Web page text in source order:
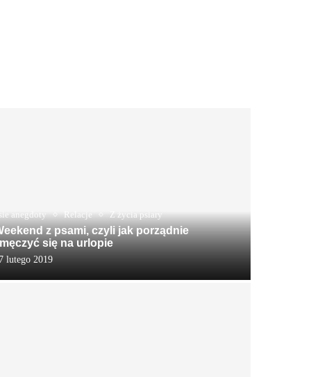
anegdoty Relacje Z życia psiary
z psami, czyli jak porządnie
się na urlopie
lutego 2019